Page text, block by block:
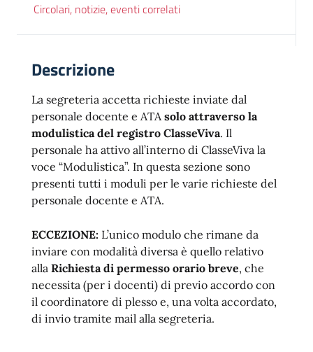
Circolari, notizie, eventi correlati
Descrizione
La segreteria accetta richieste inviate dal
personale docente e ATAsolo attraverso la
modulistica del registro ClasseViva. Il
personale ha attivo all’interno di ClasseViva la
voce “Modulistica”. In questa sezione sono
presenti tutti i moduli per le varie richieste del
personale docente e ATA.
ECCEZIONE: L’unico modulo che rimane da
inviare con modalità diversa è quello relativo
alla Richiesta di permesso orario breve, che
necessita (per i docenti) di previo accordo con
il coordinatore di plesso e, una volta accordato,
di invio tramite mail alla segreteria.